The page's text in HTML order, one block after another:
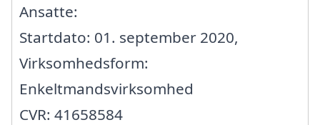
Ansatte:
Startdato: 01. september 2020,
Virksomhedsform:
Enkeltmandsvirksomhed
CVR: 41658584